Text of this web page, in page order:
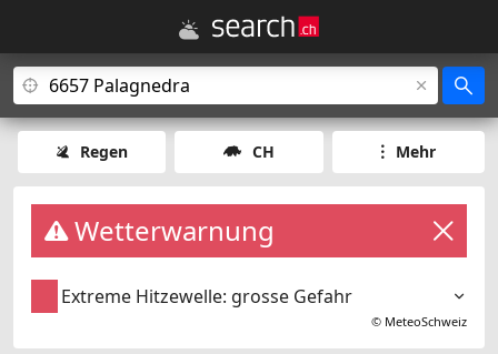
Regen CH Mehr
Wetterwarnung
Extreme Hitzewelle: grosse Gefahr
© MeteoSchweiz